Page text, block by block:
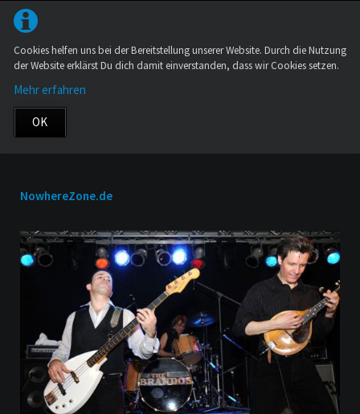
Cookies helfen uns bei der Bereitstellung unserer Website. Durch die Nutzung
der Website erklärst Du dich damit einverstanden, dass wir Cookies setzen.
Mehr erfahren
OK
NowhereZone.de